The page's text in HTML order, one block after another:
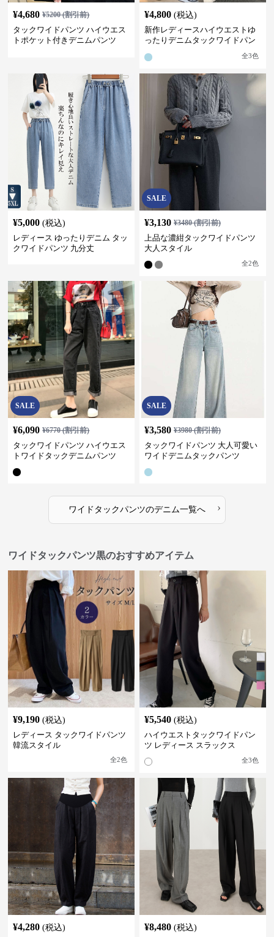
¥4,680 ¥5200(割引前)
タックワイドパンツ ハイウエス
トポケット付きデニムパンツ
¥4,800 (税込)
新作レディースハイウエストゆ
ったりデニムタックワイドパン
全3色
¥5,000 (税込)
レディース ゆったりデニム タッ
クワイドパンツ 九分丈
SALE
¥3,130 ¥3480(割引前)
上品な濃紺タックワイドパンツ
大人スタイル
全2色
SALE
¥6,090 ¥6770(割引前)
タックワイドパンツ ハイウエス
トワイドタックデニムパンツ
SALE
¥3,580 ¥3980(割引前)
タックワイドパンツ 大人可愛い
ワイドデニムタックパンツ
ワイドタックパンツのデニム一覧へ ›
ワイドタックパンツ黒のおすすめアイテム
¥9,190 (税込)
レディース タックワイドパンツ
韓流スタイル
全2色
¥5,540 (税込)
ハイウエストタックワイドパン
ツ レディース スラックス
全3色
¥4,280 (税込)
¥8,480 (税込)